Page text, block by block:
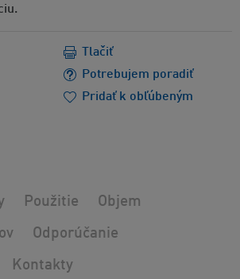
Potrebujem poradiť
Tlačiť
Pridať k obľúbeným
Použitie Objem
Odporúčanie
Kontakty